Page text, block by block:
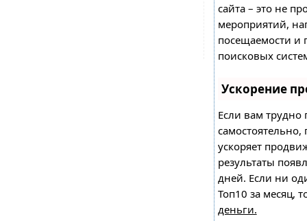
сайта – это не
мероприятий,
посещаемости и
поисковых
Ускорение
Если вам трудно
ускоряет
результаты
дней. Если ни
Топ10 за месяц,
деньги.